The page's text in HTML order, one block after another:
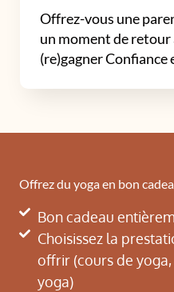
Offrez-vous une
un moment de retour
(re)gagner Confiance
Offrez du yoga en bon
Bon cadeau
Choisissez la
offrir (cours de
yoga)